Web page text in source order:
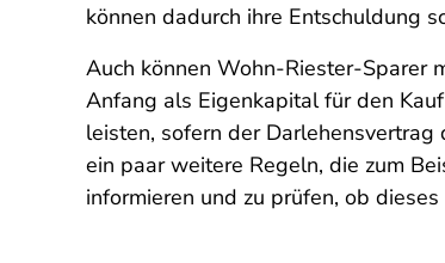
können dadurch ihre Entschuldung
Auch können Wohn-Riester-Sparer
Anfang als Eigenkapital für den
leisten, sofern der
ein paar weitere Regeln, die zum
informieren und zu prüfen, ob